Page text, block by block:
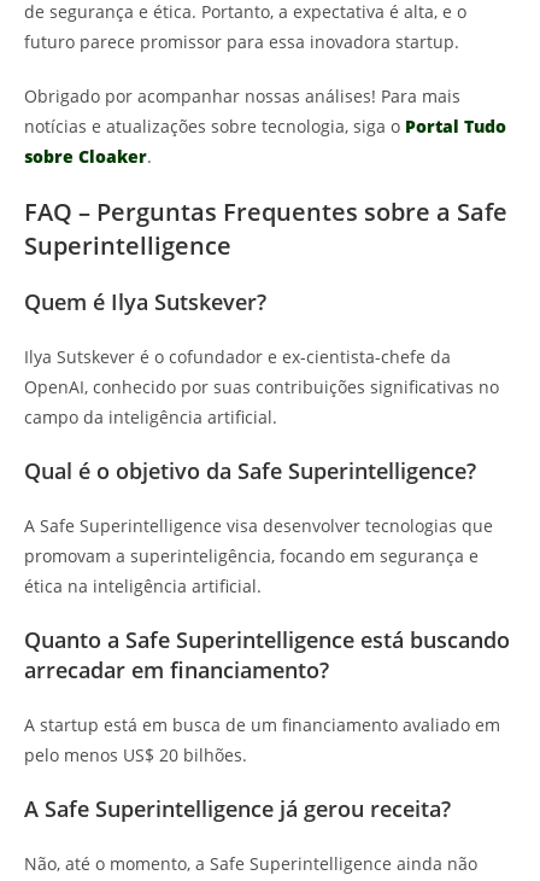
de segurança e ética. Portanto, a expectativa é alta, e o
futuro parece promissor para essa inovadora startup.
Obrigado por acompanhar nossas análises! Para mais
notícias e atualizações sobre tecnologia, siga o Portal Tudo
sobre Cloaker.
FAQ – Perguntas Frequentes sobre a Safe
Superintelligence
Quem é Ilya Sutskever?
Ilya Sutskever é o cofundador e ex-cientista-chefe da
OpenAI, conhecido por suas contribuições significativas no
campo da inteligência artificial.
Qual é o objetivo da Safe Superintelligence?
A Safe Superintelligence visa desenvolver tecnologias que
promovam a superinteligência, focando em segurança e
ética na inteligência artificial.
Quanto a Safe Superintelligence está buscando
arrecadar em financiamento?
A startup está em busca de um financiamento avaliado em
pelo menos US$ 20 bilhões.
A Safe Superintelligence já gerou receita?
Não, até o momento, a Safe Superintelligence ainda não